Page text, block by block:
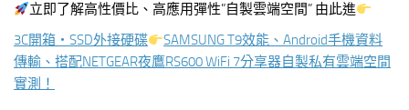
立即了解高性價比、高應用彈性”自製雲端空間” 由此進
3C開箱‧ SSD外接硬碟
SAMSUNG T9效能、Android手機資料
傳輸、搭配NETGEAR夜鷹RS600 WiFi 7分享器自製私有雲端空間
實測！